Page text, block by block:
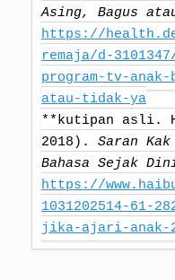
Asing, Bagus
https://
remaja/d-
program-tv-anak-
atau-tidak-ya
**kutipan asli.
2018). Saran
Bahasa Sejak
https://
1031202514-61-
jika-ajari-anak-